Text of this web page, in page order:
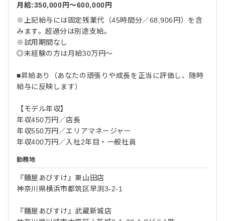
月給:350,000円〜600,000円
※上記給与には固定残業代（45時間分／68,906円）を含
みます。超過分は別途支給。
※試用期間なし
◎未経験の方は月給30万円～
■昇給あり（あなたの頑張りや成長を正当に評価し、随時
給与に反映します）
【モデル年収】
年収450万円／店長
年収550万円／エリアマネージャー
年収400万円／入社2年目・一般社員
勤務地
『麵屋あびすけ』東山田店
神奈川県横浜市都筑区早渕3-2-1
『麵屋あびすけ』武蔵新城店